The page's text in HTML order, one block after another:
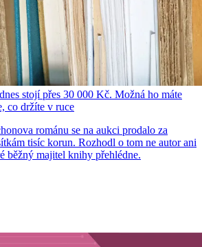
stojí přes 30 000 Kč. Možná ho máte
co držíte v ruce
románu se na aukci prodalo za
tisíc korun. Rozhodl o tom ne autor ani
běžný majitel knihy přehlédne.